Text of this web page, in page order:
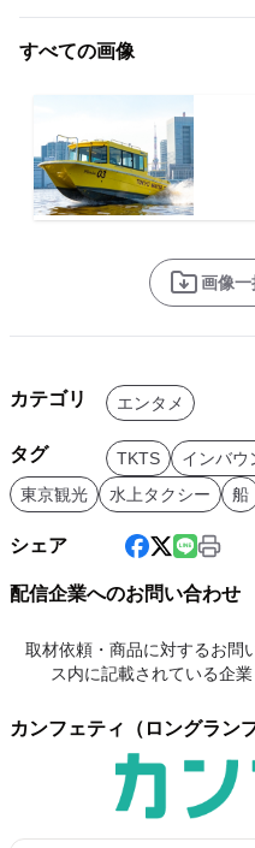
すべての画像
画像一
カテゴリ エンタメ
タグ TKTS インバウ
東京観光
水上タクシー 船
シェア
配信企業へのお問い合わせ
取材依頼・商品に対するお問
ス内に記載されている企
カンフェティ（ロングラン